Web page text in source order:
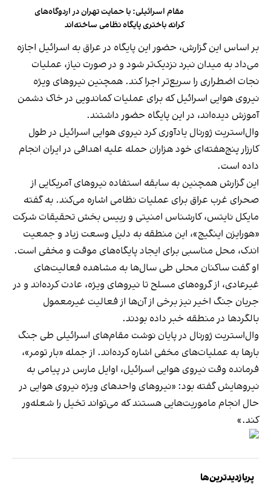
مقام اسرائیلی: با حمایت تهران در اردوگاه‌های
کرانه باختری پایگاه‌ نظامی ساخته‌اند
بر اساس این گزارش، حضور این پایگاه در عراق به اسرائیل اجازه
می‌داد به میدان نبرد نزدیک‌تر شود و در صورت نیاز، عملیات
نجات اضطراری را سریع‌تر اجرا کند. همچنین نیروهای ویژه
نیروی هوایی اسرائیل که برای عملیات کماندویی در خاک دشمن
آموزش دیده‌اند، در این پایگاه حضور داشتند.
وال‌استریت ژورنال یادآوری کرد نیروی هوایی اسرائیل در طول
کارزار پنج‌هفته‌ای خود هزاران حمله علیه اهدافی در ایران انجام
داده است.
این گزارش همچنین به سابقه استفاده نیروهای آمریکایی از
صحرای غرب عراق برای عملیات نظامی اشاره می‌کند. به گفته
مایکل نایتس، کارشناس امنیتی و رییس بخش تحقیقات شرکت
«هورایزن اینگیج»، این منطقه به دلیل وسعت زیاد و جمعیت
اندک، محل مناسبی برای ایجاد پایگاه‌های موقت و مخفی است.
او گفت ساکنان محلی طی سال‌ها به مشاهده فعالیت‌های
غیرعادی، از گروه‌های مسلح تا نیروهای ویژه، عادت کرده‌اند و در
جریان جنگ اخیر نیز برخی از آن‌ها از فعالیت غیرمعمول
بالگردها در منطقه خبر داده بودند.
وال‌استریت ژورنال در پایان نوشت مقام‌های اسرائیلی طی جنگ
بارها به عملیات‌های مخفی اشاره کرده‌اند. از جمله «بار تومر»،
فرمانده وقت نیروی هوایی اسرائیل، اوایل مارس در پیامی به
نیروهایش گفته بود: «نیروهای واحدهای ویژه نیروی هوایی در
حال انجام ماموریت‌هایی هستند که می‌تواند تخیل را شعله‌ور
کند.»
پربازدیدترین‌ها